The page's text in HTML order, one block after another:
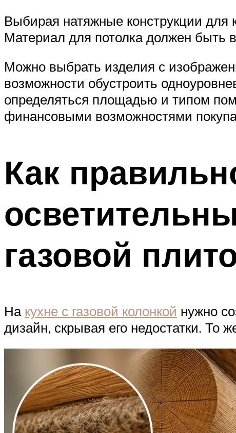
Выбирая натяжные конструкции для
Материал для потолка должен быть
Можно выбрать изделия с
возможности обустроить
определяться площадью и типом
финансовыми возможностями
Как
газовой
На кухне с газовой колонкой нужно
дизайн, скрывая его недостатки. То